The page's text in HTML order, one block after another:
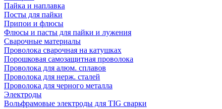
Пайка и наплавка
Посты для пайки
Припои и флюсы
Флюсы и пасты для пайки и лужения
Сварочные материалы
Проволока сварочная на катушках
Порошковая самозащитная проволока
Проволока для алюм. сплавов
Проволока для нерж. сталей
Проволока для черного металла
Электроды
Вольфрамовые электроды для TIG сварки